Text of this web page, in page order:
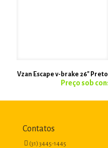
Vzan Escape v-brake 26″ Preto
Contatos
(31) 3445-1445